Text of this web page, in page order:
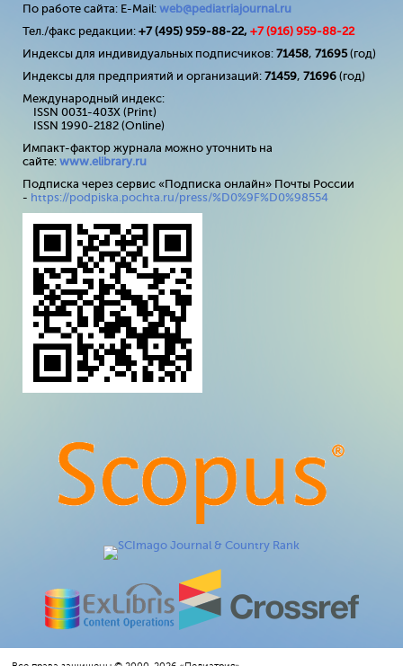
По работе сайта: E-Mail: web@pediatriajournal.ru
Тел./факс редакции: +7 (495) 959-88-22, +7 (916) 959-88-22
Индексы для индивидуальных подписчиков: 71458, 71695(год)
Индексы для предприятий и организаций: 71459, 71696 (год)
Международный индекс:
ISSN 0031-403X (Print)
ISSN 1990-2182 (Online)
Импакт-фактор журнала можно уточнить на
сайте: www.elibrary.ru
Подписка через сервис «Подписка онлайн» Почты России
- https://podpiska.pochta.ru/press/%D0%9F%D0%98554